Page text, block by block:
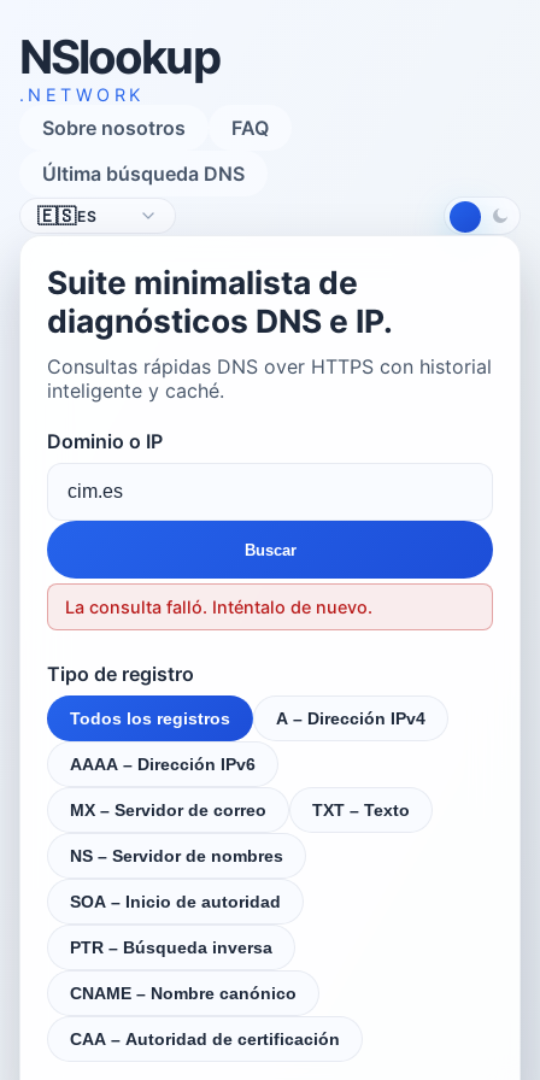
NSlookup
.NETWORK
Sobre nosotros
FAQ
Última búsqueda DNS
Idioma
🇪🇸ES
Suite minimalista de
diagnósticos DNS e IP.
Consultas rápidas DNS over HTTPS con historial
inteligente y caché.
Dominio o IP
Buscar
La consulta falló. Inténtalo de nuevo.
Tipo de registro
Todos los registros A – Dirección IPv4
AAAA – Dirección IPv6
MX – Servidor de correo TXT – Texto
NS – Servidor de nombres
SOA – Inicio de autoridad
PTR – Búsqueda inversa
CNAME – Nombre canónico
CAA – Autoridad de certificación